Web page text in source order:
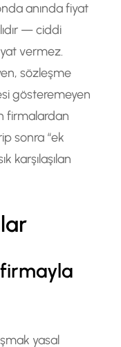
anında fiyat
— ciddi
vermez.
sözleşme
gösteremeyen
firmalardan
sonra “ek
karşılaşılan
yasal